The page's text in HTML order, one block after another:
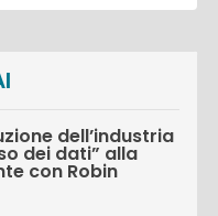
dell’industria
dei dati” alla
con Robin